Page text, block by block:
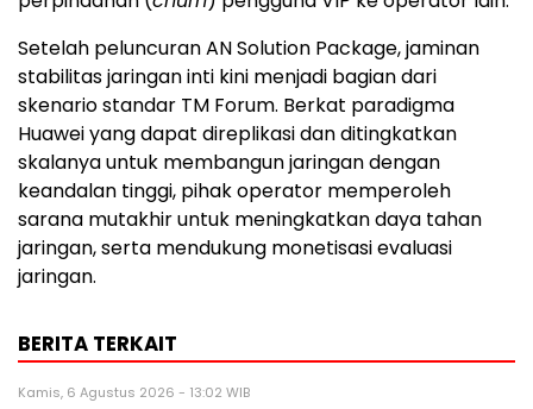
Setelah peluncuran AN Solution Package, jaminan
stabilitas jaringan inti kini menjadi bagian dari
skenario standar TM Forum. Berkat paradigma
Huawei yang dapat direplikasi dan ditingkatkan
skalanya untuk membangun jaringan dengan
keandalan tinggi, pihak operator memperoleh
sarana mutakhir untuk meningkatkan daya tahan
jaringan, serta mendukung monetisasi evaluasi
jaringan.
BERITA TERKAIT
Kamis, 6 Agustus 2026 - 13:02 WIB